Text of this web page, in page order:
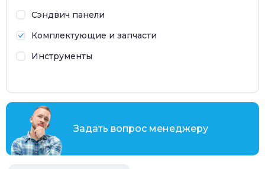
Сэндвич панели
Комплектующие и запчасти
Инструменты
Задать вопрос менеджеру